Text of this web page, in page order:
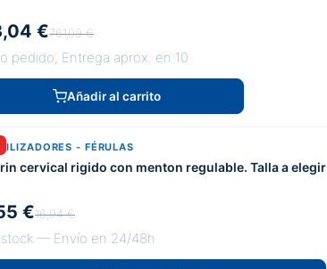
€761,09 €
pedido, Entrega aprox. en 10
Añadir al carrito
- FÉRULAS
cervical rigido con menton regulable. Talla a elegir
€16,94 €
stock — Envío en 24/48h